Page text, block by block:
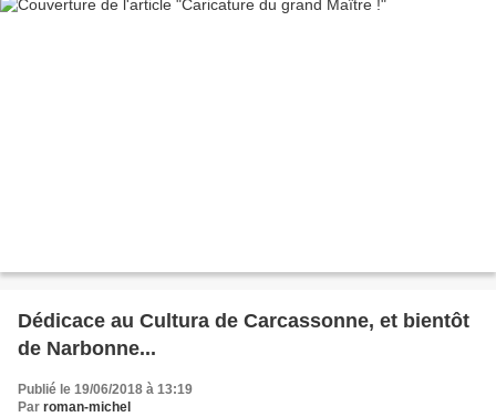
Dédicace au Cultura de Carcassonne, et bientôt
de Narbonne...
Publié le 19/06/2018 à 13:19
Par roman-michel